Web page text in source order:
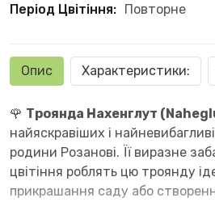
Період Цвітіння: Повторне
Опис Характеристики:
🌹 Троянда Нахенглут
найяскравіших і
родини Розанові. Її виразне
цвітіння роблять цю троянду
прикрашання саду або